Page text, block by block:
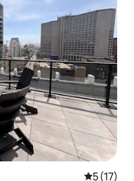
5 av 5 i
5 (17)